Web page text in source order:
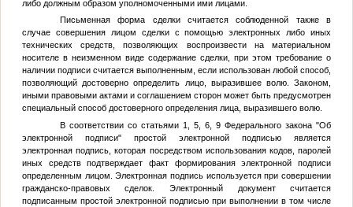
либо должным образом уполномоченными ими лицами.
Письменная форма сделки считается соблюденной также в
случае совершения лицом сделки с помощью электронных либо иных
технических средств, позволяющих воспроизвести на материальном
носителе в неизменном виде содержание сделки, при этом требование о
наличии подписи считается выполненным, если использован любой способ,
позволяющий достоверно определить лицо, выразившее волю. Законом,
иными правовыми актами и соглашением сторон может быть предусмотрен
специальный способ достоверного определения лица, выразившего волю.
В соответствии со статьями 1, 5, 6, 9 Федерального закона "Об
электронной подписи" простой электронной подписью является
электронная подпись, которая посредством использования кодов, паролей
иных средств подтверждает факт формирования электронной подписи
определенным лицом. Электронная подпись используется при совершении
гражданско-правовых сделок. Электронный документ считается
подписанным простой электронной подписью при выполнении в том числе